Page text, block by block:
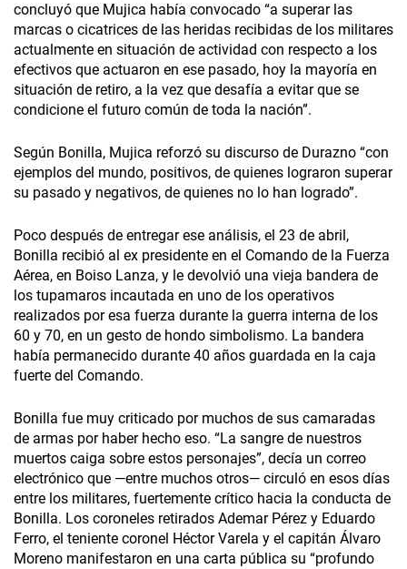
concluyó que Mujica había convocado “a superar las
marcas o cicatrices de las heridas recibidas de los militares
actualmente en situación de actividad con respecto a los
efectivos que actuaron en ese pasado, hoy la mayoría en
situación de retiro, a la vez que desafía a evitar que se
condicione el futuro común de toda la nación”.
Según Bonilla, Mujica reforzó su discurso de Durazno “con
ejemplos del mundo, positivos, de quienes lograron superar
su pasado y negativos, de quienes no lo han logrado”.
Poco después de entregar ese análisis, el 23 de abril,
Bonilla recibió al ex presidente en el Comando de la Fuerza
Aérea, en Boiso Lanza, y le devolvió una vieja bandera de
los tupamaros incautada en uno de los operativos
realizados por esa fuerza durante la guerra interna de los
60 y 70, en un gesto de hondo simbolismo. La bandera
había permanecido durante 40 años guardada en la caja
fuerte del Comando.
Bonilla fue muy criticado por muchos de sus camaradas
de armas por haber hecho eso. “La sangre de nuestros
muertos caiga sobre estos personajes”, decía un correo
electrónico que —entre muchos otros— circuló en esos días
entre los militares, fuertemente crítico hacia la conducta de
Bonilla. Los coroneles retirados Ademar Pérez y Eduardo
Ferro, el teniente coronel Héctor Varela y el capitán Álvaro
Moreno manifestaron en una carta pública su “profundo